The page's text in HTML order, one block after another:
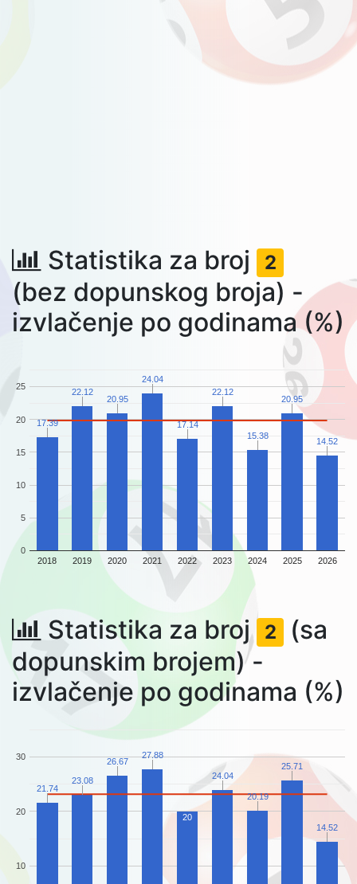
 Statistika za broj 2
(bez dopunskog broja) -
izvlačenje po godinama (%)
2018 2019 2020 2021 2022 2023 2024 2025 2026
0
5
10
15
20
25
17.39
22.12
20.95
24.04
17.14
22.12
15.38
20.95
14.52
 Statistika za broj 2
(sa
dopunskim brojem) -
izvlačenje po godinama (%)
10
20
30
21.74
23.08
26.67
27.88
20
24.04
20.19
25.71
14.52